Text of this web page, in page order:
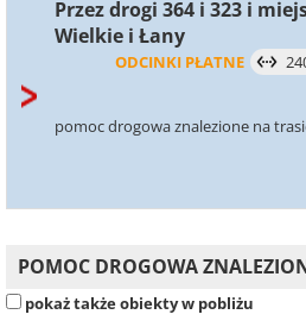
Przez drogi 364 i 323 i
Wielkie i Łany
ODCINKI PŁATNE
pomoc drogowa znalezione na
POMOC DROGOWA
pokaż także obiekty w pobliżu